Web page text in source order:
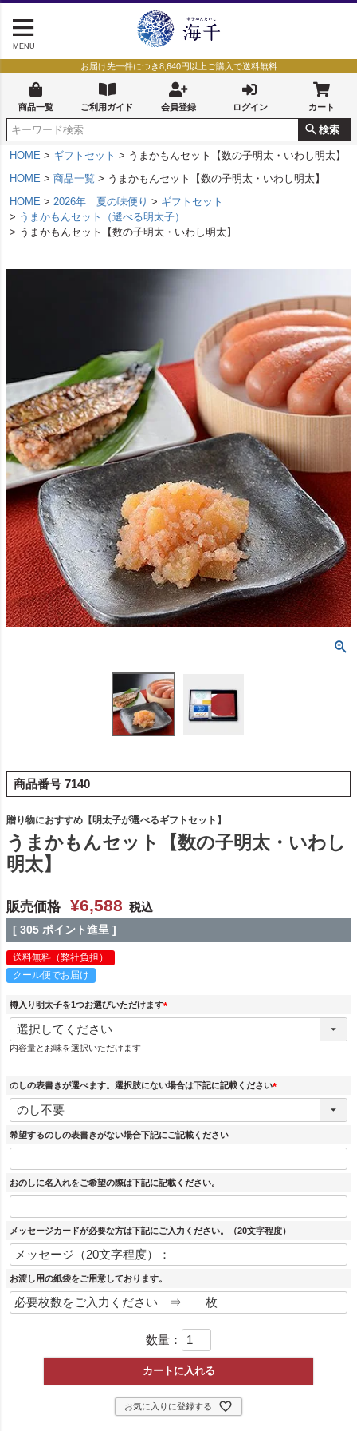
MENU
お届け先一件につき8,640円以上ご購入で送料無料
商品一覧 ご利用ガイド 会員登録 ログイン カート
検索
HOME ギフトセット
うまかもんセット【数の子明太・いわし明太】
HOME
商品一覧
うまかもんセット【数の子明太・いわし明太】
HOME
2026年 夏の味便り
ギフトセット
うまかもんセット（選べる明太子）
うまかもんセット【数の子明太・いわし明太】
商品番号 7140
贈り物におすすめ【明太子が選べるギフトセット】
うまかもんセット【数の子明太・いわし
明太】
販売価格 ¥6,588 税込
[ 305 ポイント進呈 ]
送料無料（弊社負担）
クール便でお届け
樽入り明太子を1つお選びいただけます
(
内容量とお味を選択いただけます
のしの表書きが選べます。選択肢にない場合は下記に記載ください
(
希望するのしの表書きがない場合下記にご記載ください
おのしに名入れをご希望の際は下記に記載ください。
メッセージカードが必要な方は下記にご入力ください。（20文字程度）
お渡し用の紙袋をご用意しております。
数量：
カートに入れる
お気に入りに登録する